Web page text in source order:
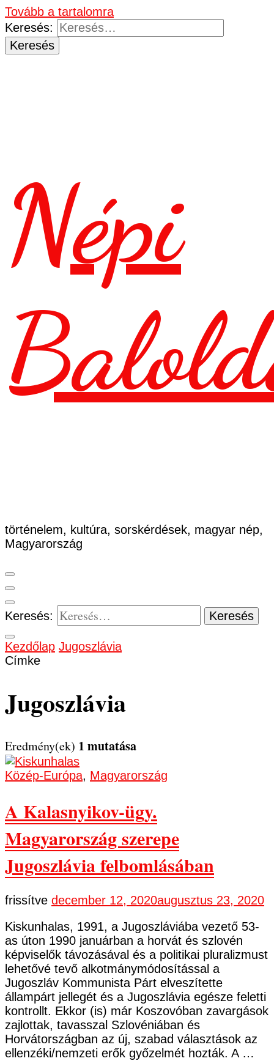
Tovább a tartalomra
Keresés:
Népi
történelem, kultúra, sorskérdések, magyar nép,
Magyarország
Keresés:
Kezdőlap Jugoszlávia
Címke
Jugoszlávia
Eredmény(ek) 1 mutatása
Közép-Európa, Magyarország
A Kalasnyikov-ügy.
Magyarország szerepe
Jugoszlávia felbomlásában
frissítve december 12, 2020augusztus 23, 2020
Kiskunhalas, 1991, a Jugoszláviába vezető 53-
as úton 1990 januárban a horvát és szlovén
képviselők távozásával és a politikai pluralizmust
lehetővé tevő alkotmánymódosítással a
Jugoszláv Kommunista Párt elveszítette
állampárt jellegét és a Jugoszlávia egésze feletti
kontrollt. Ekkor (is) már Koszovóban zavargások
zajlottak, tavasszal Szlovéniában és
Horvátországban az új, szabad választások az
ellenzéki/nemzeti erők győzelmét hozták. A …